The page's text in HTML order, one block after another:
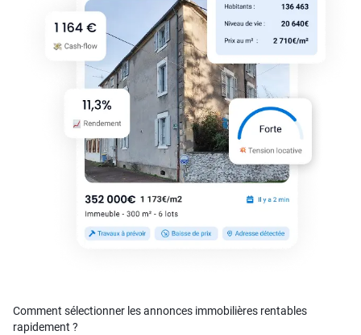
Comment sélectionner les annonces immobilières rentables
rapidement ?